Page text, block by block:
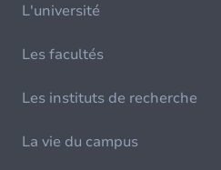
L'université
Les facultés
Les instituts de recherche
La vie du campus